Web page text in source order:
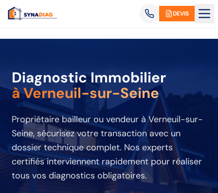
DEVIS
Diagnostic Immobilier
à Verneuil-sur-Seine
Propriétaire bailleur ou vendeur à Verneuil-sur-
Seine, sécurisez votre transaction avec un
dossier technique complet. Nos experts
certifiés interviennent rapidement pour réaliser
tous vos diagnostics obligatoires.
Panneau de gestion des cookies